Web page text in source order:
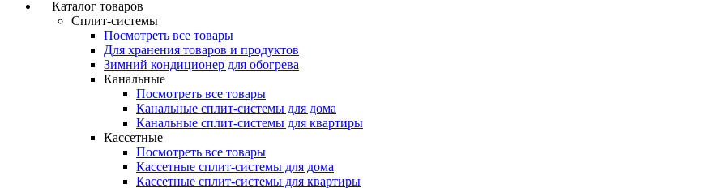
Каталог товаров
Сплит-системы
Посмотреть все товары
Для хранения товаров и продуктов
Зимний кондиционер для обогрева
Канальные
Посмотреть все товары
Канальные сплит-системы для дома
Канальные сплит-системы для квартиры
Кассетные
Посмотреть все товары
Кассетные сплит-системы для дома
Кассетные сплит-системы для квартиры